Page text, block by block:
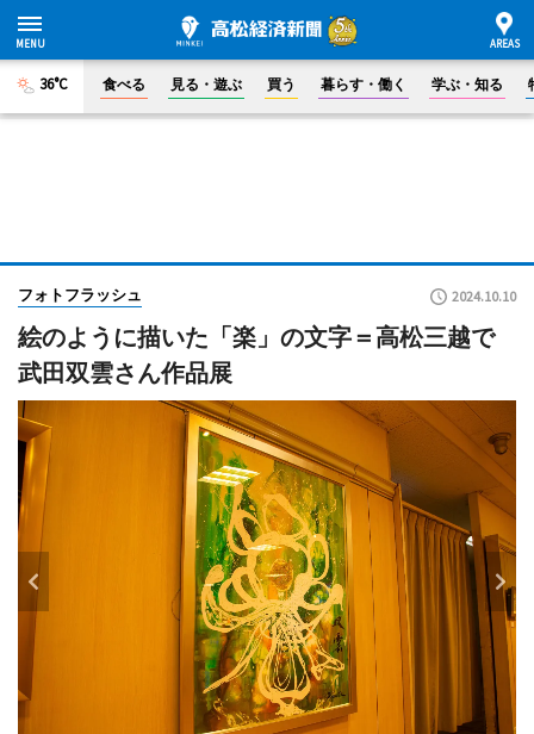
36°C 食べる 見る・遊ぶ 買う 暮らす・働く 学ぶ・知る
フォトフラッシュ 2024.10.10
絵のように描いた「楽」の文字＝高松三越で
武田双雲さん作品展